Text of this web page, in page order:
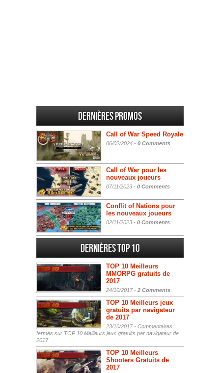
Dernières promos
Call of War Speed Royale
06/02/2024 - 0 Comments
Call of War pour les
nouveaux joueurs
07/11/2023 - 0 Comments
Conflit of Nations pour
les nouveaux joueurs
02/11/2023 - 0 Comments
Dernières Top 10
TOP 10 Meilleurs
MMORPG gratuits de
2017
24/10/2017 - 2 Comments
TOP 10 Meilleurs jeux
gratuits par navigateur
de 2017
23/10/2017 - Commentaires
fermés sur TOP 10 Meilleurs jeux gratuits par navigateur de
2017
TOP 10 Meilleurs
Shooters Gratuits de
2017